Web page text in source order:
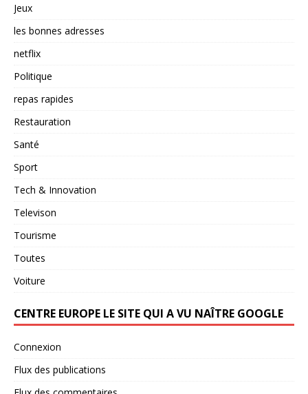
Jeux
les bonnes adresses
netflix
Politique
repas rapides
Restauration
Santé
Sport
Tech & Innovation
Televison
Tourisme
Toutes
Voiture
CENTRE EUROPE LE SITE QUI A VU NAÎTRE GOOGLE
Connexion
Flux des publications